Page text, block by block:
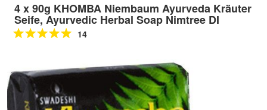
4 x 90g KHOMBA Niembaum Ayurveda Kräuter
Seife, Ayurvedic Herbal Soap Nimtree DI
14